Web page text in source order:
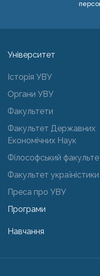
Університет
Історія УВУ
Органи УВУ
Факультети
Факультет Державних
Економічних Наук
Філософський
Факультет україністики
Преса про УВУ
Програми
Навчання